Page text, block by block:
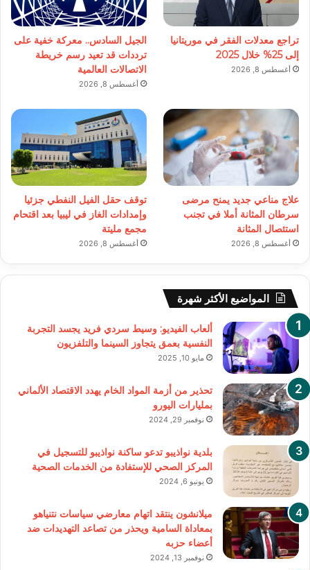
تراجع معدلات الفقر في موريتانيا
إلى 25% خلال 2025
أغسطس 8, 2026
الجيل السادس.. معركة خفية على
ترددات قد تعيد رسم خريطة
الاتصالات العالمية
أغسطس 8, 2026
علاج مناعي جديد يمنح مرضى
سرطان المثانة أملا في تجنب
استئصال المثانة
أغسطس 8, 2026
توقف حقل الفيل النفطي جزئيا
وإمدادات الغاز في ليبيا بعد اقتحام
مجمع مليتة
أغسطس 8, 2026
المواضيع الأكثر شهرة
ألعاب الفيديو: وسيط سردي فريد يجسد التجربة
النفسية بعمق يتجاوز السينما والتلفزيون
مايو 10, 2025
تحذير من أزمة المواد الخام يهدد الاقتصاد الألماني
بمليارات اليورو
نوفمبر 29, 2024
بلدية نواذيبو تدعو ساكنة نواذيبو للتسجيل في
المركز الصحي للإستفادة من الخدمات الصحية
يونيو 6, 2024
ميلانشون ينتقد اتهام معارضي سياسات نتنياهو
بمعاداة السامية ويحذر من تصاعد التهديدات ضد
أعضاء حزبه
نوفمبر 13, 2024